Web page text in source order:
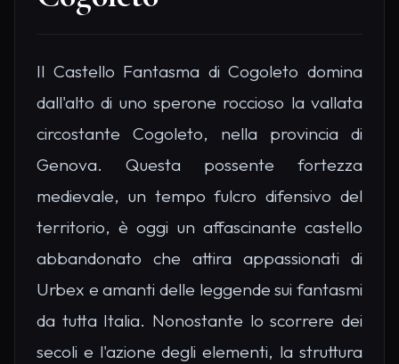
Il Castello Fantasma di Cogoleto domina
dall'alto di uno sperone roccioso la vallata
circostante Cogoleto, nella provincia di
Genova. Questa possente fortezza
medievale, un tempo fulcro difensivo del
territorio, è oggi un affascinante castello
abbandonato che attira appassionati di
Urbex e amanti delle leggende sui fantasmi
da tutta Italia. Nonostante lo scorrere dei
secoli e l'azione degli elementi, la struttura